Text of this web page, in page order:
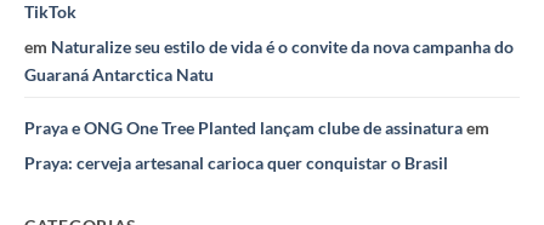
TikTok
em Naturalize seu estilo de vida é o convite da nova campanha do
Guaraná Antarctica Natu
Praya e ONG One Tree Planted lançam clube de assinaturaem
Praya: cerveja artesanal carioca quer conquistar o Brasil